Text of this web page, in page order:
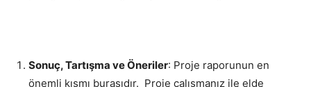
Sonuç, Tartışma ve Öneriler: Proje raporunun en
önemli kısmı burasıdır. Proje çalışmanız ile elde